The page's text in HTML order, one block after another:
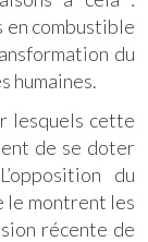
en combustible
du
humaines.
lesquels cette
de se doter
du
le montrent les
récente de